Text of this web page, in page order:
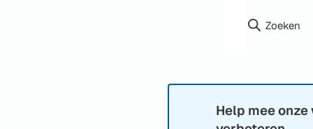
Zoeken
Informatie:
Help mee